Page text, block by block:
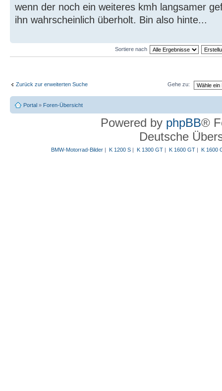
wenn der noch ein weiteres kmh langsamer
ihn wahrscheinlich überholt. Bin also hinte...
Sortiere nach
Zurück zur erweiterten Suche Gehe zu:
Portal » Foren-Übersicht
Powered by phpBB®
Deutsche
BMW-Motorrad-Bilder| K 1200 S| K 1300 GT| K 1600 GT| K 1600